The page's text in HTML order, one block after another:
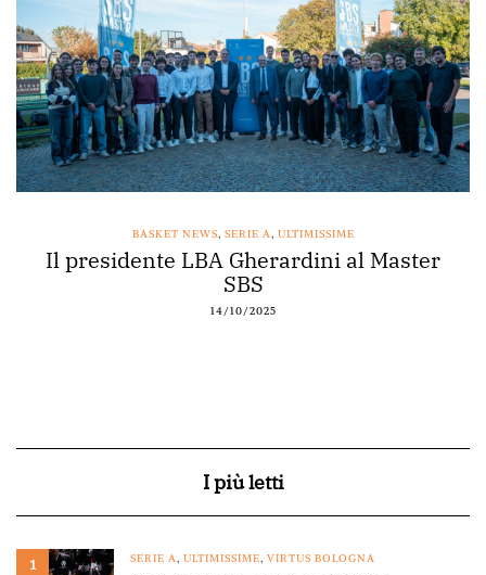
BASKET NEWS, SERIE A, ULTIMISSIME
Il presidente LBA Gherardini al Master
SBS
14/10/2025
I più letti
1 SERIE A, ULTIMISSIME, VIRTUS BOLOGNA